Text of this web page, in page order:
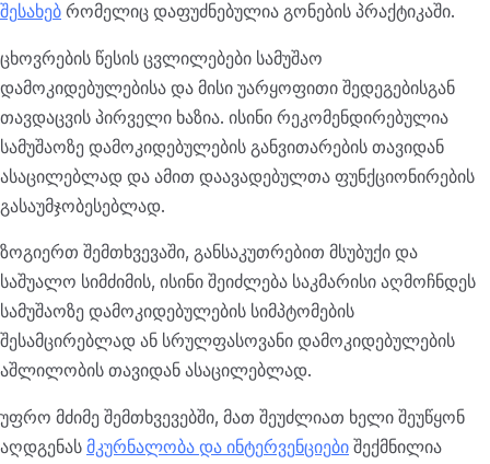
შესახებ რომელიც დაფუძნებულია გონების პრაქტიკაში.
ცხოვრების წესის ცვლილებები სამუშაო
დამოკიდებულებისა და მისი უარყოფითი შედეგებისგან
თავდაცვის პირველი ხაზია. ისინი რეკომენდირებულია
სამუშაოზე დამოკიდებულების განვითარების თავიდან
ასაცილებლად და ამით დაავადებულთა ფუნქციონირების
გასაუმჯობესებლად.
ზოგიერთ შემთხვევაში, განსაკუთრებით მსუბუქი და
საშუალო სიმძიმის, ისინი შეიძლება საკმარისი აღმოჩნდეს
სამუშაოზე დამოკიდებულების სიმპტომების
შესამცირებლად ან სრულფასოვანი დამოკიდებულების
აშლილობის თავიდან ასაცილებლად.
უფრო მძიმე შემთხვევებში, მათ შეუძლიათ ხელი შეუწყონ
აღდგენას მკურნალობა და ინტერვენციები შექმნილია